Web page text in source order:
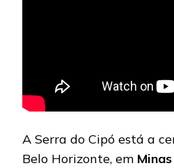
A Serra do Cipó está a
Belo Horizonte, em